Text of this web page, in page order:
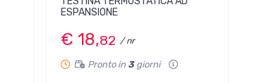
ESPANSIONE
€ 18,82 / nr
Pronto in 3giorni